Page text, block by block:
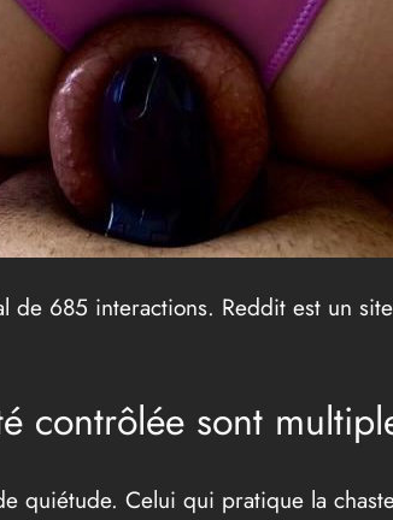
de 685 interactions. Reddit est un
contrôlée sont
quiétude. Celui qui pratique la